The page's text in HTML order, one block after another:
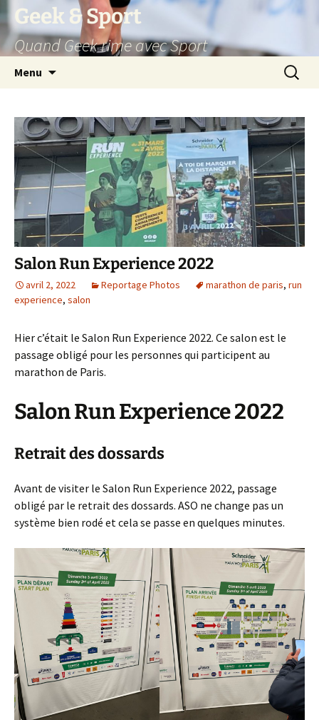
Aller
au
contenu
Geek & Sport
Quand Geek rime avec Sport
Menu
Salon Run Experience 2022
avril 2, 2022 Reportage Photos marathon de paris, run
experience, salon
Hier c’était le Salon Run Experience 2022. Ce salon est le
passage obligé pour les personnes qui participent au
marathon de Paris.
Salon Run Experience 2022
Retrait des dossards
Avant de visiter le Salon Run Experience 2022, passage
obligé par le retrait des dossards. ASO ne change pas un
système bien rodé et cela se passe en quelques minutes.